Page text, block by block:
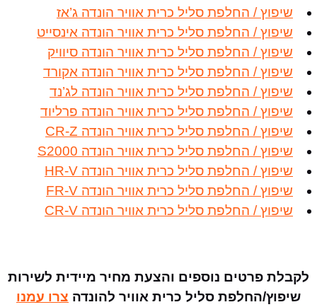
שיפוץ / החלפת סליל כרית אוויר הונדה ג’אז
שיפוץ / החלפת סליל כרית אוויר הונדה אינסייט
שיפוץ / החלפת סליל כרית אוויר הונדה סיוויק
שיפוץ / החלפת סליל כרית אוויר הונדה אקורד
שיפוץ / החלפת סליל כרית אוויר הונדה לג’נד
שיפוץ / החלפת סליל כרית אוויר הונדה פרליוד
שיפוץ / החלפת סליל כרית אוויר הונדה CR-Z
שיפוץ / החלפת סליל כרית אוויר הונדה S2000
שיפוץ / החלפת סליל כרית אוויר הונדה HR-V
שיפוץ / החלפת סליל כרית אוויר הונדה FR-V
שיפוץ / החלפת סליל כרית אוויר הונדה CR-V
לקבלת פרטים נוספים והצעת מחיר מיידית לשירות
שיפוץ/החלפת סליל כרית אוויר להונדה צרו עמנו